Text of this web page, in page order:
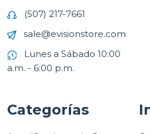
(507) 217-7661
sale@evisionstore.com
Lunes a Sábado 10:00
a.m. - 6:00 p.m.
Categorías